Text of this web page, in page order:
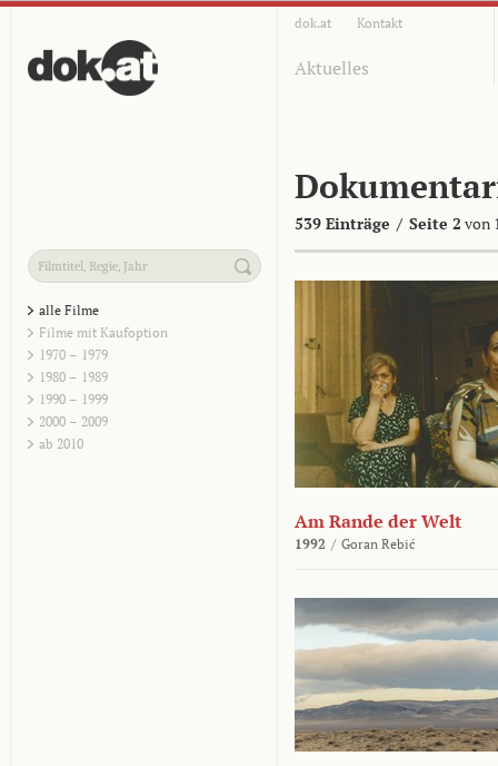
dok.at Kontakt
Aktuelles
539 Einträge / Seite 2 von
alle Filme
Filme mit Kaufoption
1970 – 1979
1980 – 1989
1990 – 1999
2000 – 2009
ab 2010
Am Rande der Welt
1992 / Goran Rebić